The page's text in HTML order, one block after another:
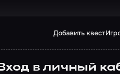
Добавить квест
в личный